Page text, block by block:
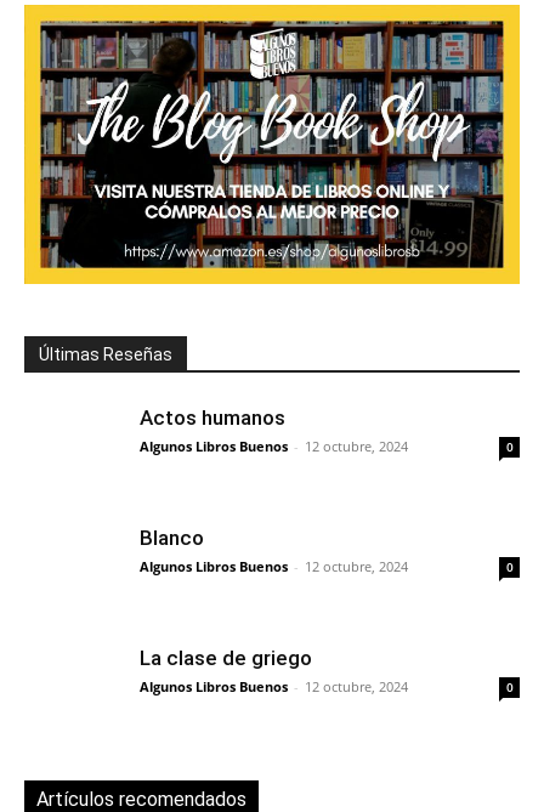
Últimas Reseñas
Actos humanos
Algunos Libros Buenos - 12 octubre, 2024 0
Blanco
Algunos Libros Buenos - 12 octubre, 2024 0
La clase de griego
Algunos Libros Buenos - 12 octubre, 2024 0
Artículos recomendados